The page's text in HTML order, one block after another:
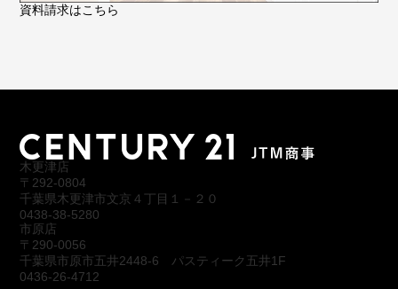
資料請求はこちら
木更津店
〒292-0804
千葉県木更津市文京４丁目１－２０
0438-38-5280
市原店
〒290-0056
千葉県市原市五井2448-6 パスティーク五井1F
0436-26-4712